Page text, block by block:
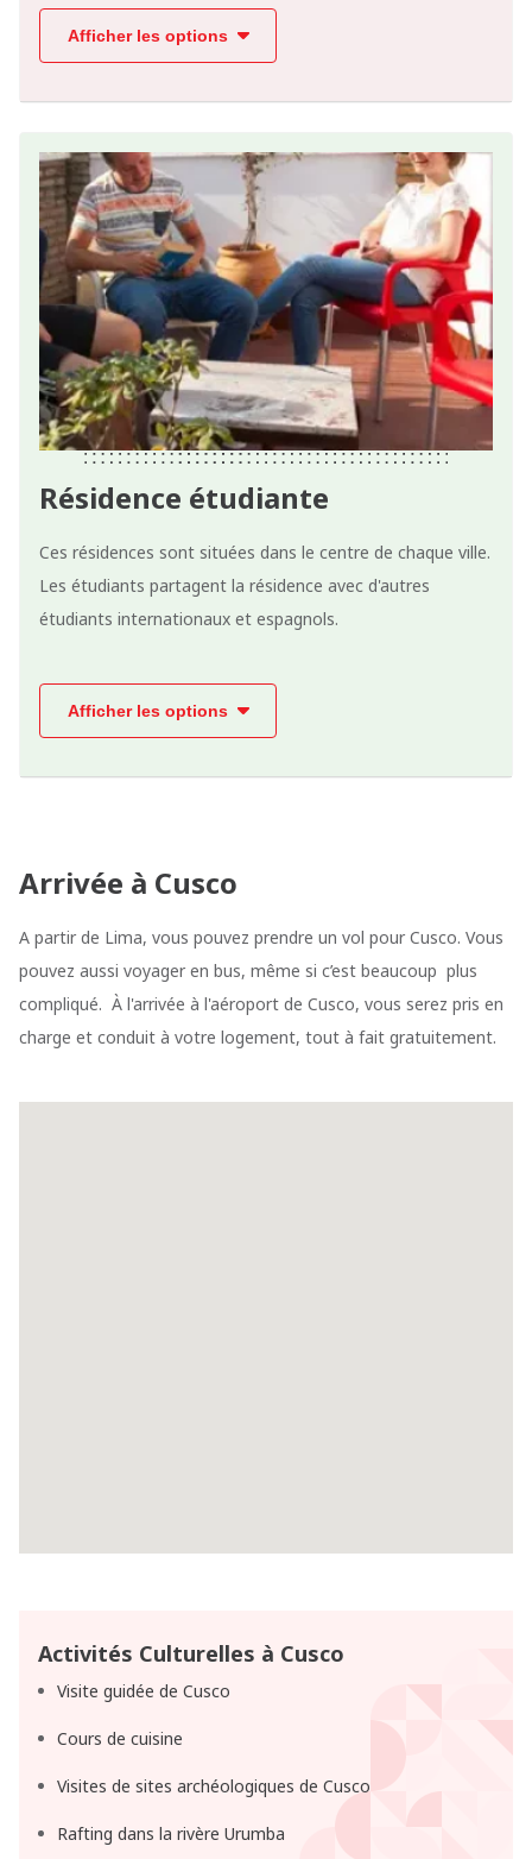
Afficher les options
Résidence étudiante
Ces résidences sont situées dans le centre de chaque ville.
Les étudiants partagent la résidence avec d'autres
étudiants internationaux et espagnols.
Afficher les options
Arrivée à Cusco
A partir de Lima, vous pouvez prendre un vol pour Cusco. Vous
pouvez aussi voyager en bus, même si c’est beaucoup plus
compliqué. À l'arrivée à l'aéroport de Cusco, vous serez pris en
charge et conduit à votre logement, tout à fait gratuitement.
Activités Culturelles à Cusco
Visite guidée de Cusco
Cours de cuisine
Visites de sites archéologiques de Cusco
Rafting dans la rivère Urumba